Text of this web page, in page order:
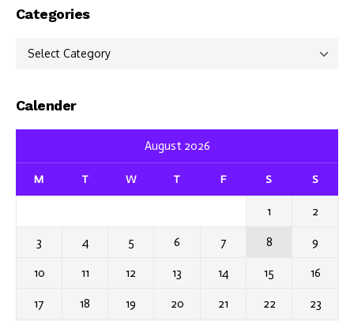
Categories
Categories
Calender
August 2026
M T W T F S S
1 2
3 4 5 6 7 8 9
10 11 12 13 14 15 16
17 18 19 20 21 22 23